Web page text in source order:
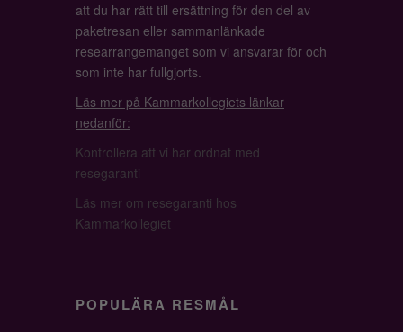
att du har rätt till ersättning för den del av
paketresan eller sammanlänkade
researrangemanget som vi ansvarar för och
som inte har fullgjorts.
Läs mer på Kammarkollegiets länkar
nedanför:
Kontrollera att vi har ordnat med
resegaranti
Läs mer om resegaranti hos
Kammarkollegiet
POPULÄRA RESMÅL